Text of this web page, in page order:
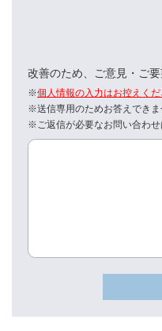
改善のため、ご意見・ご要
※個人情報の入力はお控えくだ
※送信専用のためお答えできま
※ご返信が必要なお問い合わせ